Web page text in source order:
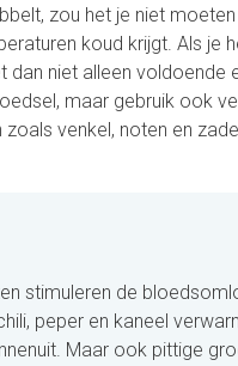
zou het je niet
koud krijgt. Als je
dan niet alleen voldoende
maar gebruik ook
venkel, noten en
stimuleren de
peper en kaneel
Maar ook pittige